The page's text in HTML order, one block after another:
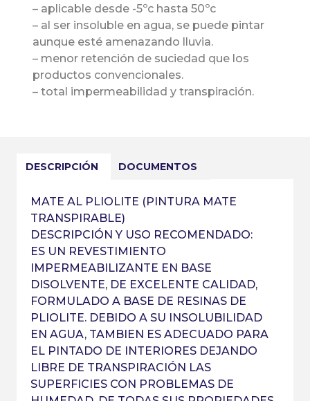
– aplicable desde -5ºc hasta 50ºc
– al ser insoluble en agua, se puede pintar
aunque esté amenazando lluvia.
– menor retención de suciedad que los
productos convencionales.
– total impermeabilidad y transpiración.
DESCRIPCIÓN DOCUMENTOS
MATE AL PLIOLITE (PINTURA MATE
TRANSPIRABLE)
DESCRIPCIÓN Y USO RECOMENDADO:
ES UN REVESTIMIENTO
IMPERMEABILIZANTE EN BASE
DISOLVENTE, DE EXCELENTE CALIDAD,
FORMULADO A BASE DE RESINAS DE
PLIOLITE. DEBIDO A SU INSOLUBILIDAD
EN AGUA, TAMBIEN ES ADECUADO PARA
EL PINTADO DE INTERIORES DEJANDO
LIBRE DE TRANSPIRACIÓN LAS
SUPERFICIES CON PROBLEMAS DE